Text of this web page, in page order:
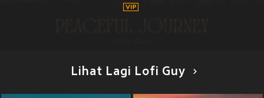
Lihat Lagi Lofi Guy